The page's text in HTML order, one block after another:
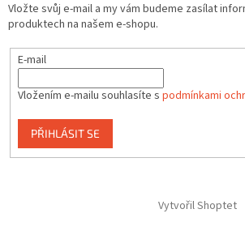
Vložte svůj e-mail a my vám budeme zasílat
produktech na našem e-shopu.
E-mail
Vložením e-mailu souhlasíte s podmínkami
PŘIHLÁSIT SE
Vytvořil Shoptet